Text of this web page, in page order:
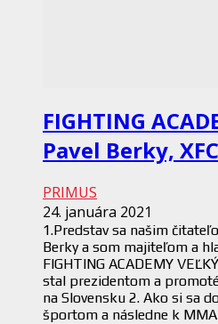
FIGHTING
Pavel Berky, XFC
PRIMUS
24. januára 2021
1.Predstav sa našim
Berky a som majiteľom a
FIGHTING ACADEMY
stal prezidentom a
na Slovensku 2. Ako si sa
športom a následne k MMA